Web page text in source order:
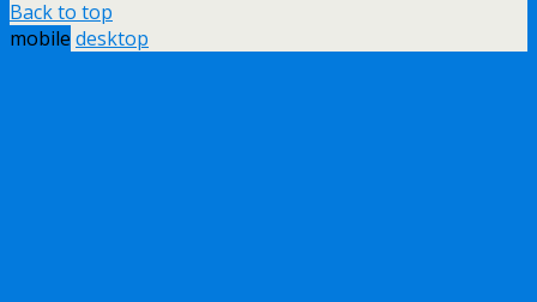
Back to top
mobile desktop